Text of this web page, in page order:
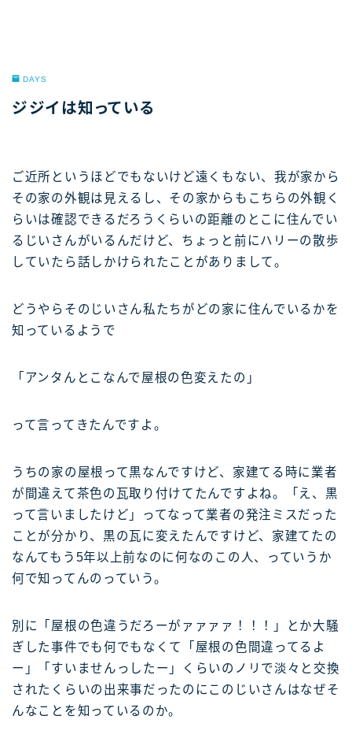
DAYS
ジジイは知っている
ご近所というほどでもないけど遠くもない、我が家から
その家の外観は見えるし、その家からもこちらの外観く
らいは確認できるだろうくらいの距離のとこに住んでい
るじいさんがいるんだけど、ちょっと前にハリーの散歩
していたら話しかけられたことがありまして。
どうやらそのじいさん私たちがどの家に住んでいるかを
知っているようで
「アンタんとこなんで屋根の色変えたの」
って言ってきたんですよ。
うちの家の屋根って黒なんですけど、家建てる時に業者
が間違えて茶色の瓦取り付けてたんですよね。「え、黒
って言いましたけど」ってなって業者の発注ミスだった
ことが分かり、黒の瓦に変えたんですけど、家建てたの
なんてもう5年以上前なのに何なのこの人、っていうか
何で知ってんのっていう。
別に「屋根の色違うだろーがァァァァ！！！」とか大騒
ぎした事件でも何でもなくて「屋根の色間違ってるよ
ー」「すいませんっしたー」くらいのノリで淡々と交換
されたくらいの出来事だったのにこのじいさんはなぜそ
んなことを知っているのか。